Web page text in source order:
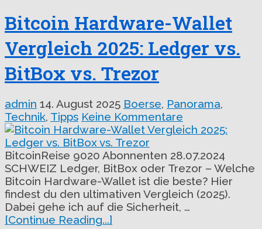
Bitcoin Hardware-Wallet
Vergleich 2025: Ledger vs.
BitBox vs. Trezor
admin 14. August 2025 Boerse, Panorama,
Technik, Tipps Keine Kommentare
BitcoinReise 9020 Abonnenten 28.07.2024
SCHWEIZ Ledger, BitBox oder Trezor – Welche
Bitcoin Hardware-Wallet ist die beste? Hier
findest du den ultimativen Vergleich (2025).
Dabei gehe ich auf die Sicherheit, …
[Continue Reading...]